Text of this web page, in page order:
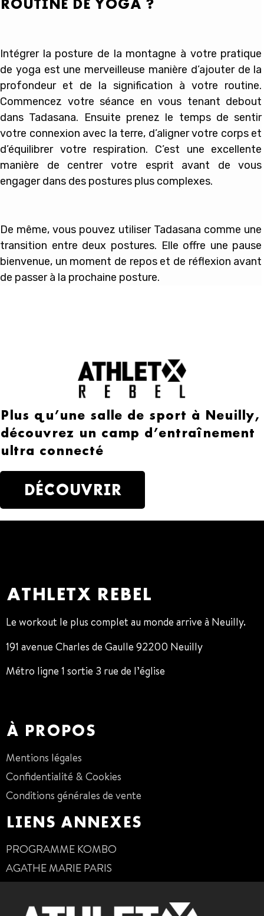
ROUTINE DE YOGA ?
Intégrer la posture de la montagne à votre pratique
de yoga est une merveilleuse manière d’ajouter de la
profondeur et de la signification à votre routine.
Commencez votre séance en vous tenant debout
dans Tadasana. Ensuite prenez le temps de sentir
votre connexion avec la terre, d’aligner votre corps et
d’équilibrer votre respiration. C’est une excellente
manière de centrer votre esprit avant de vous
engager dans des postures plus complexes.
De même, vous pouvez utiliser Tadasana comme une
transition entre deux postures. Elle offre une pause
bienvenue, un moment de repos et de réflexion avant
de passer à la prochaine posture.
Plus qu’une salle de sport à Neuilly,
découvrez un camp d’entraînement
ultra connecté
DÉCOUVRIR
ATHLETX REBEL
Le workout le plus complet au monde arrive à Neuilly.
191 avenue Charles de Gaulle 92200 Neuilly
Métro ligne 1 sortie 3 rue de l’église
À PROPOS
Mentions légales
Confidentialité & Cookies
Conditions générales de vente
LIENS ANNEXES
PROGRAMME KOMBO
AGATHE MARIE PARIS